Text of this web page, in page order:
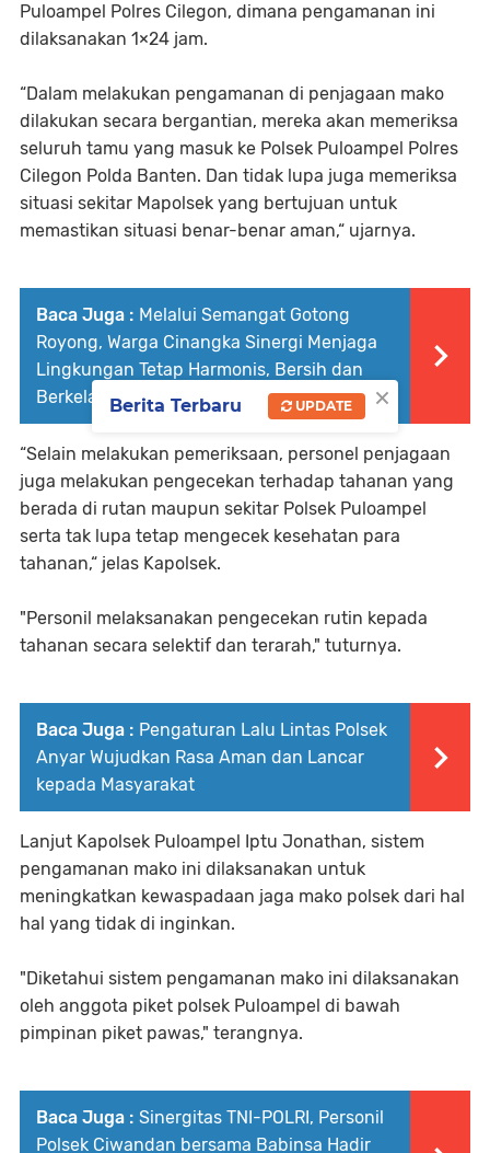
Puloampel Polres Cilegon, dimana pengamanan ini
dilaksanakan 1×24 jam.
“Dalam melakukan pengamanan di penjagaan mako
dilakukan secara bergantian, mereka akan memeriksa
seluruh tamu yang masuk ke Polsek Puloampel Polres
Cilegon Polda Banten. Dan tidak lupa juga memeriksa
situasi sekitar Mapolsek yang bertujuan untuk
memastikan situasi benar-benar aman,“ ujarnya.
Baca Juga : Melalui Semangat Gotong
Royong, Warga Cinangka Sinergi Menjaga
Lingkungan Tetap Harmonis, Bersih dan
Berkelanjutan
“Selain melakukan pemeriksaan, personel penjagaan
juga melakukan pengecekan terhadap tahanan yang
berada di rutan maupun sekitar Polsek Puloampel
serta tak lupa tetap mengecek kesehatan para
tahanan,“ jelas Kapolsek.
"Personil melaksanakan pengecekan rutin kepada
tahanan secara selektif dan terarah," tuturnya.
Baca Juga : Pengaturan Lalu Lintas Polsek
Anyar Wujudkan Rasa Aman dan Lancar
kepada Masyarakat
Lanjut Kapolsek Puloampel Iptu Jonathan, sistem
pengamanan mako ini dilaksanakan untuk
meningkatkan kewaspadaan jaga mako polsek dari hal
hal yang tidak di inginkan.
"Diketahui sistem pengamanan mako ini dilaksanakan
oleh anggota piket polsek Puloampel di bawah
pimpinan piket pawas," terangnya.
Baca Juga : Sinergitas TNI-POLRI, Personil
Polsek Ciwandan bersama Babinsa Hadir
×
Berita Terbaru UPDATE